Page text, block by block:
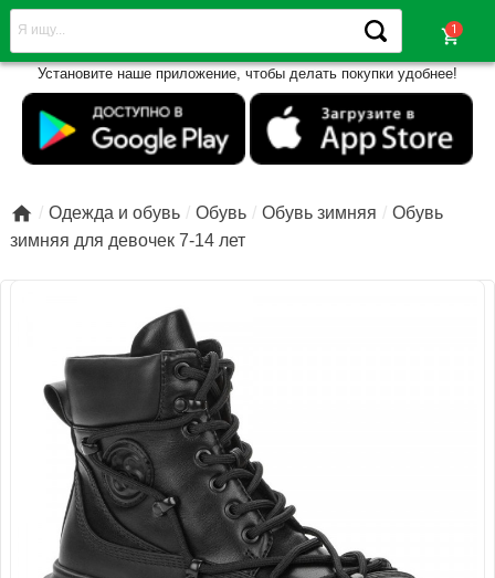
shopping_cart
Установите наше приложение, чтобы делать покупки удобнее!
 Одежда и обувь Обувь Обувь зимняя
Обувь
зимняя для девочек 7-14 лет